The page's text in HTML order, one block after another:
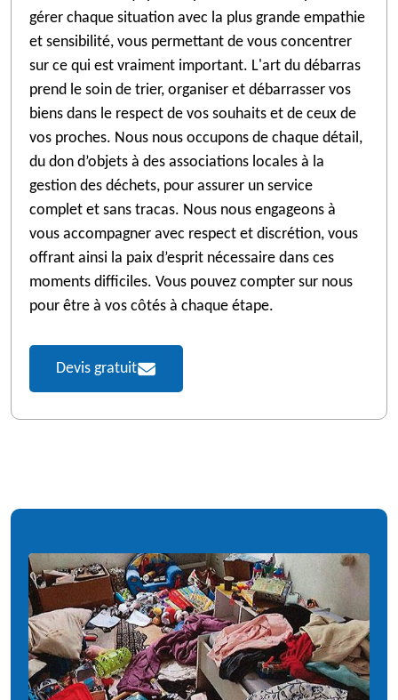
gérer chaque situation avec la plus grande empathie
et sensibilité, vous permettant de vous concentrer
sur ce qui est vraiment important. L'art du débarras
prend le soin de trier, organiser et débarrasser vos
biens dans le respect de vos souhaits et de ceux de
vos proches. Nous nous occupons de chaque détail,
du don d’objets à des associations locales à la
gestion des déchets, pour assurer un service
complet et sans tracas. Nous nous engageons à
vous accompagner avec respect et discrétion, vous
offrant ainsi la paix d’esprit nécessaire dans ces
moments difficiles. Vous pouvez compter sur nous
pour être à vos côtés à chaque étape.
Devis gratuit